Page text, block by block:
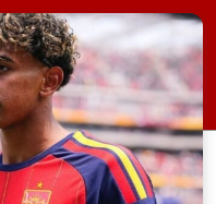
ও পেদ্রো
যায়নি। স্প্যানিশ
ম্যাচ খেলার ফলে
করায়